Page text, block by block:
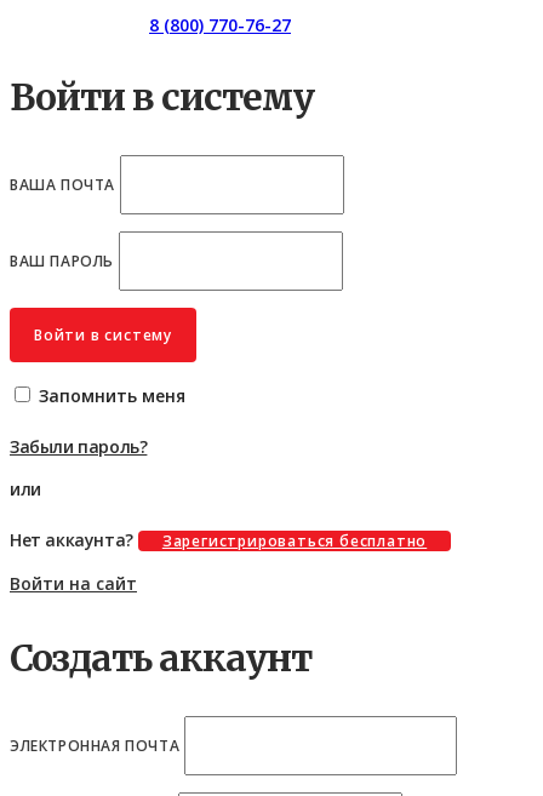
8 (800) 770-76-27
Войти в систему
ВАША ПОЧТА
ВАШ ПАРОЛЬ
Войти в систему
Запомнить меня
Забыли пароль?
или
Нет аккаунта? Зарегистрироваться бесплатно
Войти на сайт
Создать аккаунт
ЭЛЕКТРОННАЯ ПОЧТА